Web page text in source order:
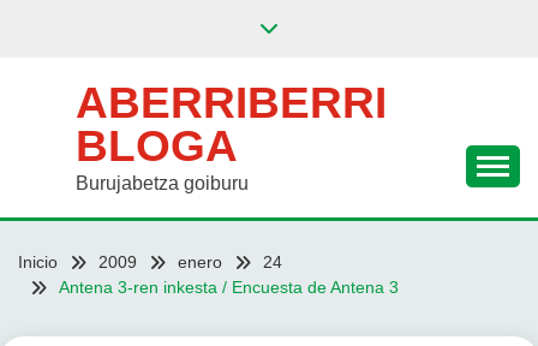
ABERRIBERRI
BLOGA
Burujabetza goiburu
Inicio 2009 enero
24
Antena 3-ren inkesta / Encuesta de Antena 3